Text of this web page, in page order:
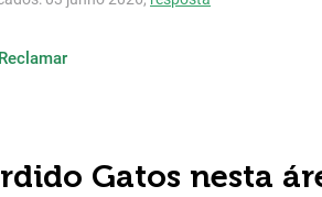
Reclamar
Gatos nesta